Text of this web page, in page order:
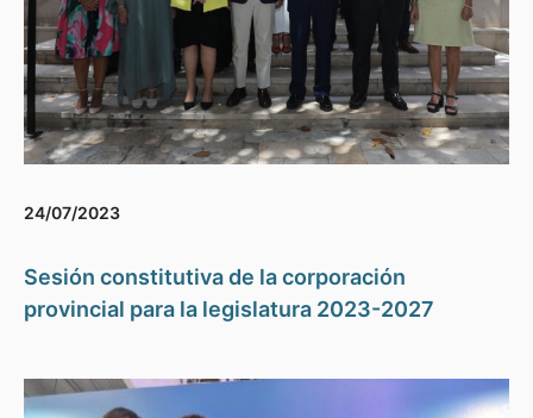
24/07/2023
Sesión constitutiva de la corporación
provincial para la legislatura 2023-2027